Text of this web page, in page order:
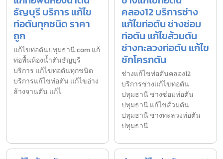
ธัญบุรี บริการ แก้ไข
ท่อตันทุกชนิด ราคา
ถูก
แก้ไขท่อตันปทุมธานี.com แก้
ท่อพื้นห้องน้ำตันธัญบุรี
บริการ แก้ไขท่อตันทุกชนิด
บริการแก้ไขท่อตัน แก้ไขอ่าง
ล้างจานตัน แก้ไ
คลอง12 บริการช่าง
แก้ไขท่อตัน ช่างซ่อม
ท่อตัน แก้ไขส้วมตัน
ช่างทะลวงท่อตัน แก้ไข
ชักโครกตัน
ช่างแก้ไขท่อตันคลอง12
บริการช่างแก้ไขท่อตัน
ปทุมธานี ช่างซ่อมท่อตัน
ปทุมธานี แก้ไขส้วมตัน
ปทุมธานี ช่างทะลวงท่อตัน
ปทุมธานี